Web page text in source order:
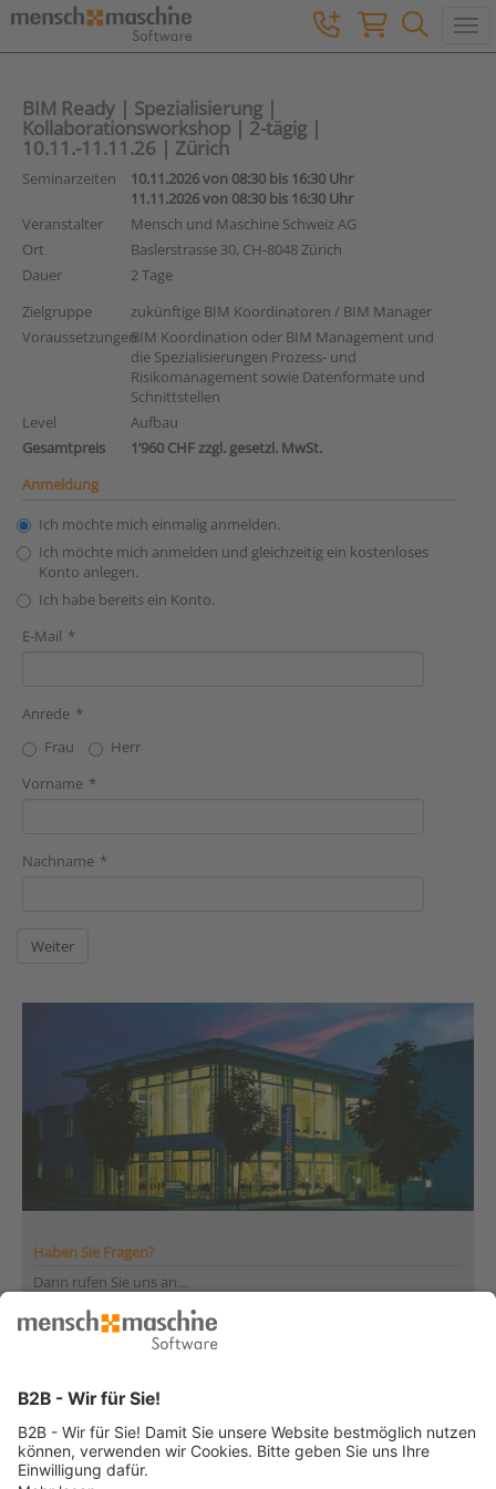
BIM Ready | Spezialisierung |
Kollaborationsworkshop | 2-tägig |
10.11.-11.11.26 | Zürich
Seminarzeiten
10.11.2026 von 08:30 bis 16:30 Uhr
11.11.2026 von 08:30 bis 16:30 Uhr
Veranstalter
Mensch und Maschine Schweiz AG
Ort
Baslerstrasse 30, CH-8048 Zürich
Dauer
2 Tage
Zielgruppe
zukünftige BIM Koordinatoren / BIM Manager
VoraussetzungenBIM Koordination oder BIM Management und
die Spezialisierungen Prozess- und
Risikomanagement sowie Datenformate und
Schnittstellen
Level
Aufbau
Gesamtpreis
1’960 CHF zzgl. gesetzl. MwSt.
Anmeldung
Ich möchte mich einmalig anmelden.
Ich möchte mich anmelden und gleichzeitig ein kostenloses
Konto anlegen.
Ich habe bereits ein Konto.
E-Mail
Anrede
Frau
Herr
Vorname
Nachname
Haben Sie Fragen?
Dann rufen Sie uns an...
Infoline +41 44 864 19 00
und 13:30 bis 17:00 Uhr
... oder senden Sie uns Ihre Nachricht»